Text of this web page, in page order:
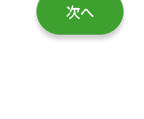
次へ